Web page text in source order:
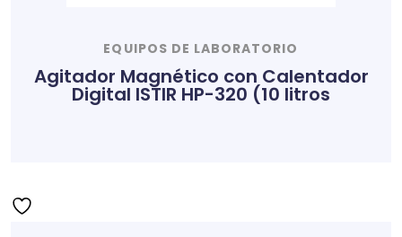
EQUIPOS DE LABORATORIO
Agitador Magnético con Calentador
Digital ISTIR HP-320 (10 litros